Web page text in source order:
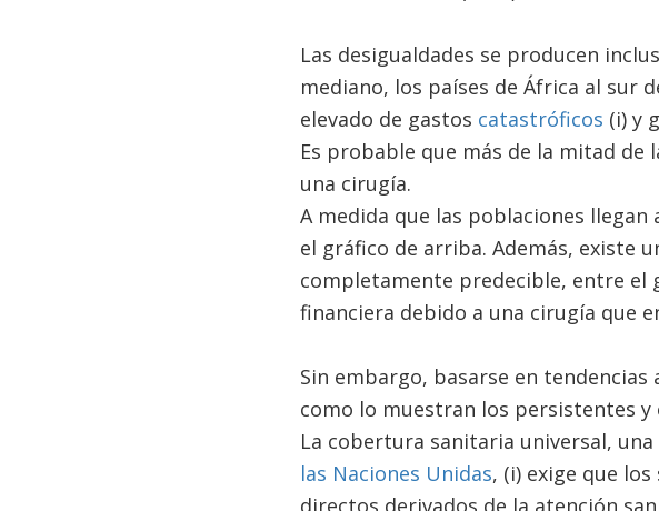
Las desigualdades se producen
mediano, los países de África al sur
elevado de gastos catastróficos (i) y
Es probable que más de la mitad
una cirugía.
A medida que las poblaciones
el gráfico de arriba. Además, existe
completamente predecible, entre el
financiera debido a una cirugía que
Sin embargo, basarse en
como lo muestran los persistentes y
La cobertura sanitaria universal,
las Naciones Unidas, (i) exige que
directos derivados de la atención